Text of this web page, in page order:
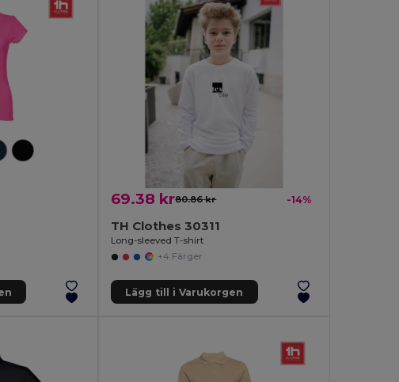
69.38 kr80.86 kr -14%
TH Clothes 30311
Long-sleeved T-shirt
+4 Färger
Lägg till i Varukorgen